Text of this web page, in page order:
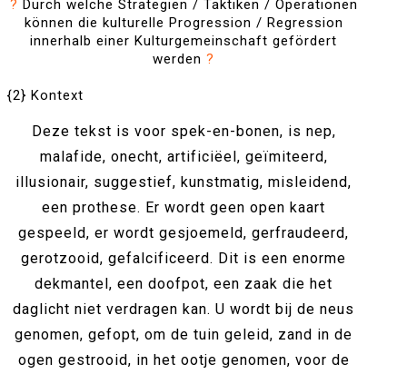
? Durch welche Strategien / Taktiken / Operationen
können die kulturelle Progression / Regression
innerhalb einer Kulturgemeinschaft gefördert
werden?
{2} Kontext
Deze tekst is voor spek-en-bonen, is nep,
malafide, onecht, artificiëel, geïmiteerd,
illusionair, suggestief, kunstmatig, misleidend,
een prothese. Er wordt geen open kaart
gespeeld, er wordt gesjoemeld, gerfraudeerd,
gerotzooid, gefalcificeerd. Dit is een enorme
dekmantel, een doofpot, een zaak die het
daglicht niet verdragen kan. U wordt bij de neus
genomen, gefopt, om de tuin geleid, zand in de
ogen gestrooid, in het ootje genomen, voor de